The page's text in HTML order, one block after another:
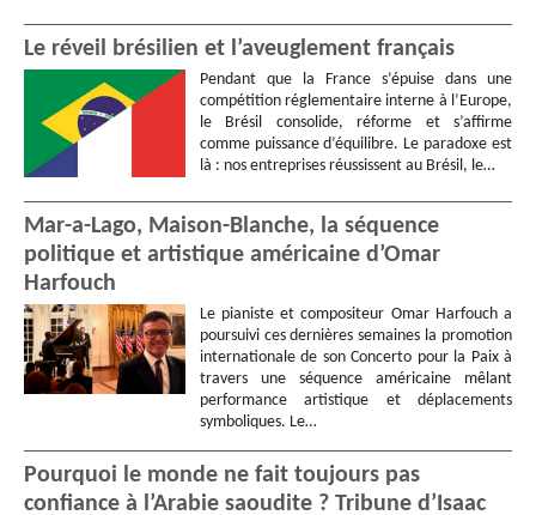
Le réveil brésilien et l’aveuglement français
Pendant que la France s’épuise dans une
compétition réglementaire interne à l’Europe,
le Brésil consolide, réforme et s’affirme
comme puissance d’équilibre. Le paradoxe est
là : nos entreprises réussissent au Brésil, le…
Mar-a-Lago, Maison-Blanche, la séquence
politique et artistique américaine d’Omar
Harfouch
Le pianiste et compositeur Omar Harfouch a
poursuivi ces dernières semaines la promotion
internationale de son Concerto pour la Paix à
travers une séquence américaine mêlant
performance artistique et déplacements
symboliques. Le…
Pourquoi le monde ne fait toujours pas
confiance à l’Arabie saoudite ? Tribune d’Isaac